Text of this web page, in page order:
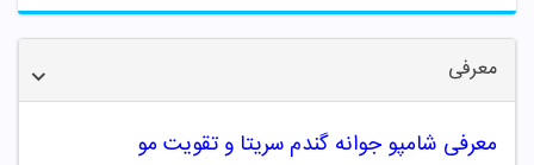
معرفی
معرفی شامپو جوانه گندم سریتا و تقویت مو